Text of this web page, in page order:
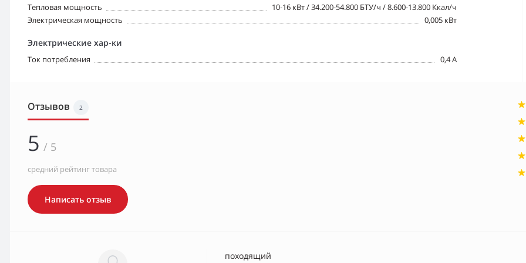
Тепловая мощность
10-16 кВт / 34.200-54.800 БТУ/ч / 8.600-13.800 Ккал/ч
Электрическая мощность
0,005 кВт
Электрические хар-ки
Ток потребления 0,4 A
Отзывов 2
5 / 5
средний рейтинг товара
Написать отзыв
походящий